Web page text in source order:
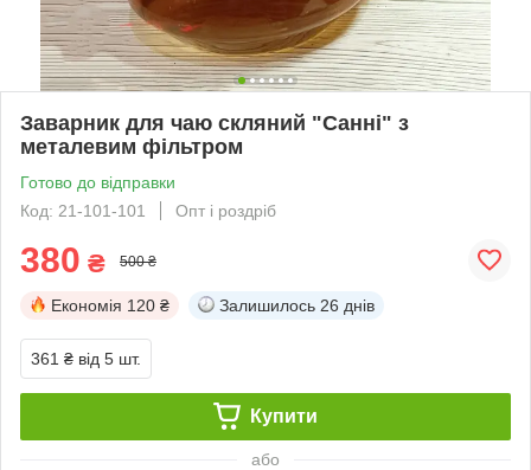
Заварник для чаю скляний "Санні" з
металевим фільтром
Готово до відправки
Код: 21-101-101
Опт і роздріб
380 ₴ 500 ₴
Економія 120 ₴ Залишилось 26 днів
361 ₴ від 5 шт.
Купити
або